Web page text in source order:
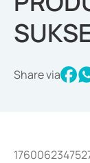
Share via